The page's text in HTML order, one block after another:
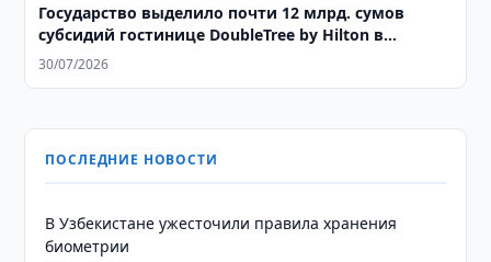
Государство выделило почти 12 млрд. сумов
субсидий гостинице DoubleTree by Hilton в
Ташкенте
30/07/2026
ПОСЛЕДНИЕ НОВОСТИ
В Узбекистане ужесточили правила хранения
биометрии